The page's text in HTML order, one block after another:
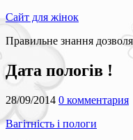
Сайт для жінок
Правильне знання
Дата пологів !
28/09/2014 0 комментария
Вагітність і пологи